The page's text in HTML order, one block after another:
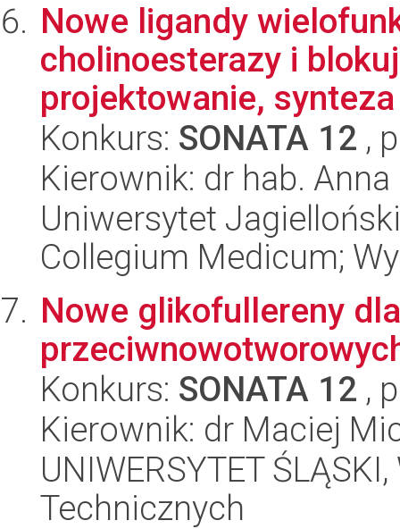
Nowe ligandy
cholinoesterazy i
projektowanie,
Konkurs: SONATA 12 ,
Kierownik: dr hab.
Uniwersytet
Collegium Medicum;
Nowe glikofullereny
Konkurs: SONATA 12 ,
Kierownik: dr Maciej
UNIWERSYTET
Technicznych